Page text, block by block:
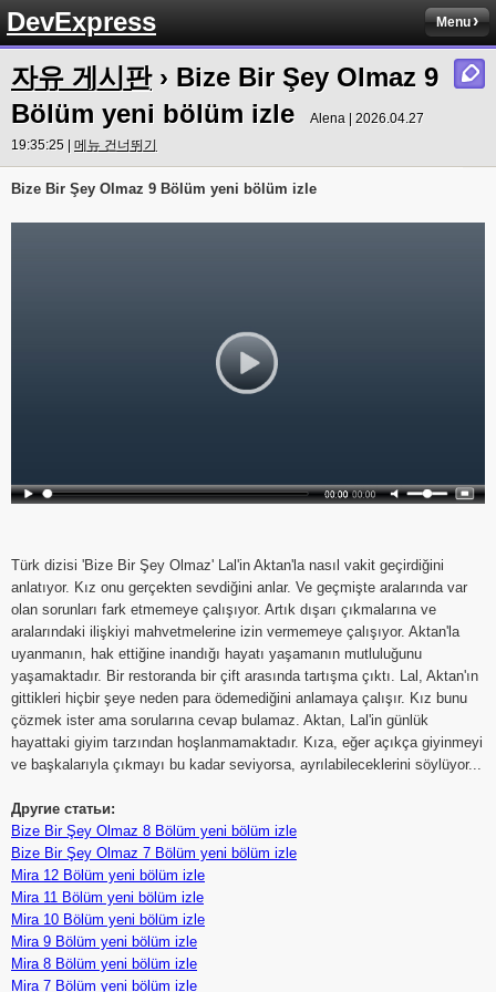
DevExpress Menu
자유 게시판› Bize Bir Şey Olmaz 9
Bölüm yeni bölüm izle
Alena | 2026.04.27
19:35:25 | 메뉴 건너뛰기
Bize Bir Şey Olmaz 9 Bölüm yeni bölüm izle
Türk dizisi 'Bize Bir Şey Olmaz' Lal'in Aktan'la nasıl vakit geçirdiğini
anlatıyor. Kız onu gerçekten sevdiğini anlar. Ve geçmişte aralarında var
olan sorunları fark etmemeye çalışıyor. Artık dışarı çıkmalarına ve
aralarındaki ilişkiyi mahvetmelerine izin vermemeye çalışıyor. Aktan'la
uyanmanın, hak ettiğine inandığı hayatı yaşamanın mutluluğunu
yaşamaktadır. Bir restoranda bir çift arasında tartışma çıktı. Lal, Aktan'ın
gittikleri hiçbir şeye neden para ödemediğini anlamaya çalışır. Kız bunu
çözmek ister ama sorularına cevap bulamaz. Aktan, Lal'in günlük
hayattaki giyim tarzından hoşlanmamaktadır. Kıza, eğer açıkça giyinmeyi
ve başkalarıyla çıkmayı bu kadar seviyorsa, ayrılabileceklerini söylüyor...
Другие статьи:
Bize Bir Şey Olmaz 8 Bölüm yeni bölüm izle
Bize Bir Şey Olmaz 7 Bölüm yeni bölüm izle
Mira 12 Bölüm yeni bölüm izle
Mira 11 Bölüm yeni bölüm izle
Mira 10 Bölüm yeni bölüm izle
Mira 9 Bölüm yeni bölüm izle
Mira 8 Bölüm yeni bölüm izle
Mira 7 Bölüm yeni bölüm izle